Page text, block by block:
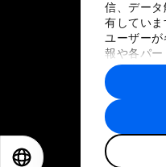
信、デー
有していま
ユーザー
報や各パ
に収集さ
トナーによ
す。
プライバシ
サ
©